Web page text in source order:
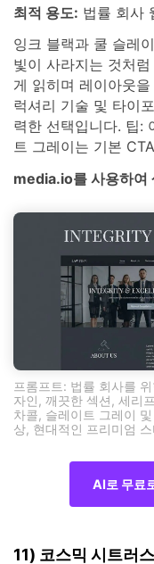
최적 용도: 법률 회사
잉크 블랙과 쿨 슬레
빛이 사라지는 것처
게 읽히며 레이아웃
럭셔리 기술 및 타이
력한 선택입니다. 팁:
트 그레이는 기본
media.io를 사용하여
프롬프트: 법률 회사를
자인, 깨끗한 섹션, 세리
차콜, 슬레이트 그레이
상, 현대적인 프리미엄
AI로 무료
11) 코스믹 시트러